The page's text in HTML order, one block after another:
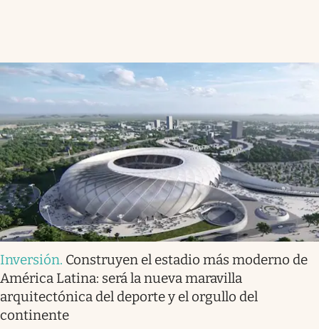
Inversión. Construyen el estadio más moderno de
América Latina: será la nueva maravilla
arquitectónica del deporte y el orgullo del
continente